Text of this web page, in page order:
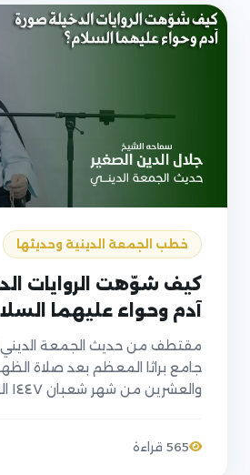
خطب الجمعة الدينية وحديثها
كيف شوّهت الروايات
آدم وحواء عليهما
مقتطف من حديث الجمعة
جامع براثا المعظم بعد صلاة
565 قراءة